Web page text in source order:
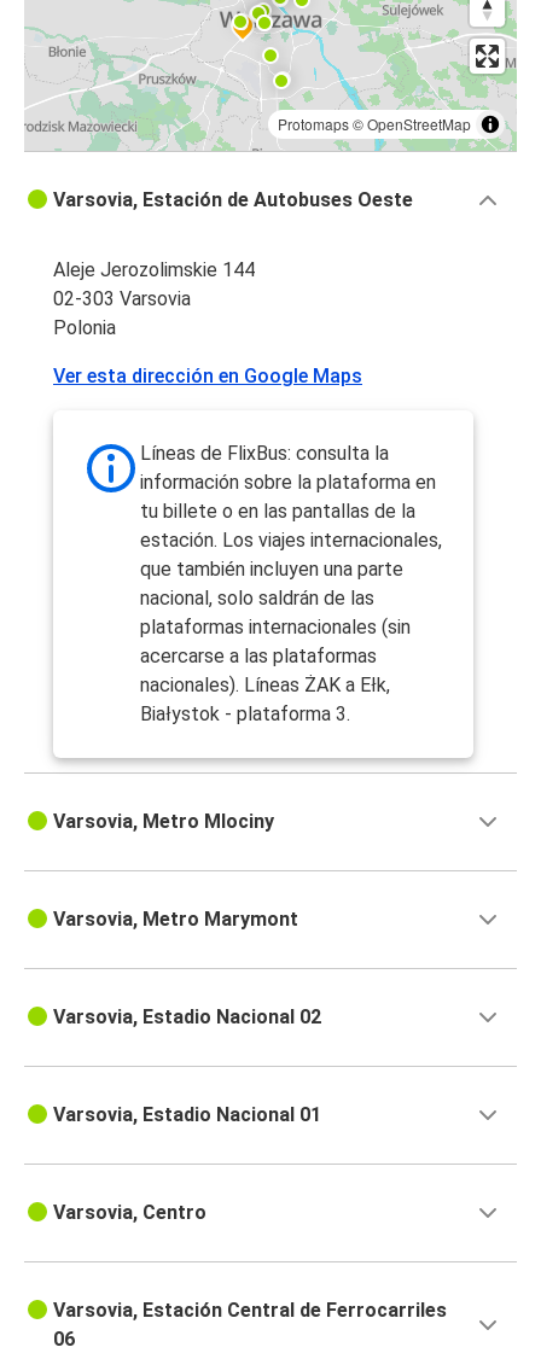
Protomaps©OpenStreetMap
Varsovia, Estación de Autobuses Oeste
Aleje Jerozolimskie 144
02-303 Varsovia
Polonia
Ver esta dirección en Google Maps
Líneas de FlixBus: consulta la
información sobre la plataforma en
tu billete o en las pantallas de la
estación. Los viajes internacionales,
que también incluyen una parte
nacional, solo saldrán de las
plataformas internacionales (sin
acercarse a las plataformas
nacionales). Líneas ŻAK a Ełk,
Białystok - plataforma 3.
Varsovia, Metro Mlociny
Varsovia, Metro Marymont
Varsovia, Estadio Nacional 02
Varsovia, Estadio Nacional 01
Varsovia, Centro
Varsovia, Estación Central de Ferrocarriles
06